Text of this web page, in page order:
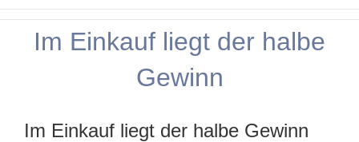
Im Einkauf liegt der halbe
Gewinn
Im Einkauf liegt der halbe Gewinn